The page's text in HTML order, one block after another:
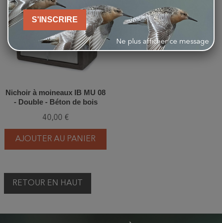
Nichoir à moineaux IB MU 08
- Double - Béton de bois
40,00 €
AJOUTER AU PANIER
RETOUR EN HAUT
S'INSCRIRE
Ne plus afficher ce message